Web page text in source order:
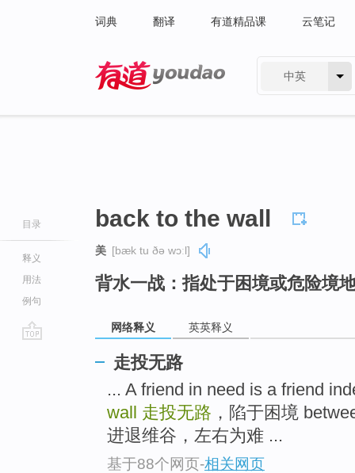
词典 翻译 有道精品课 云笔记
中英
目录
释义
用法
例句
back to the wall
美 [bæk tu ðə wɔːl]
背水一战：指处于困境或危险境
网络释义 英英释义
走投无路
... A friend in need is a friend
wall 走投无路 ，陷于困境
进退维谷，左右为难 ...
基于88个网页-相关网页